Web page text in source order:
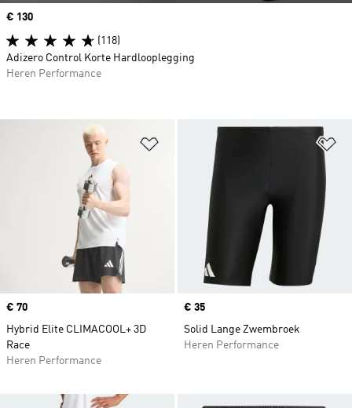
Op verlanglijst zetten
Price
€ 70
Hybrid Elite CLIMACOOL+ 3D
Race
Heren Performance
Price
€ 35
Solid Lange Zwembroek
Heren Performance
Price
€ 130
(118)
Adizero Control Korte Hardlooplegging
Heren Performance